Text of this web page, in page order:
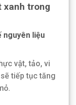
xanh trong
nguyên liệu
vật, tảo, vi
tiếp tục tăng